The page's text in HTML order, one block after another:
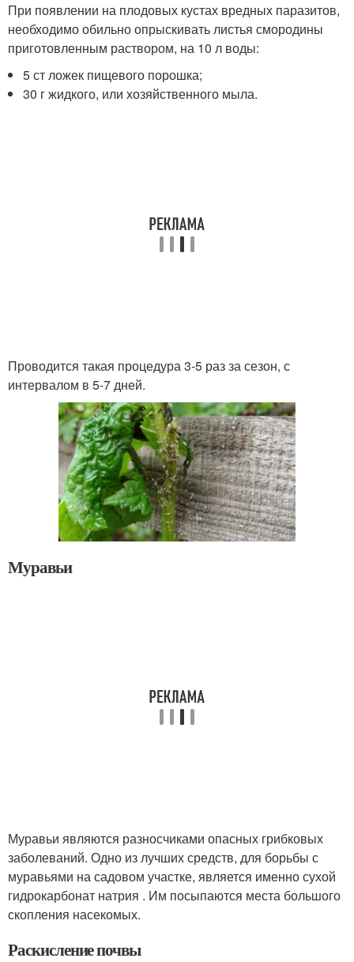
При появлении на плодовых кустах вредных паразитов,
необходимо обильно опрыскивать листья смородины
приготовленным раствором, на 10 л воды:
5 ст ложек пищевого порошка;
30 г жидкого, или хозяйственного мыла.
Проводится такая процедура 3-5 раз за сезон, с
интервалом в 5-7 дней.
Муравьи
Муравьи являются разносчиками опасных грибковых
заболеваний. Одно из лучших средств, для борьбы с
муравьями на садовом участке, является именно сухой
гидрокарбонат натрия . Им посыпаются места большого
скопления насекомых.
Раскисление почвы